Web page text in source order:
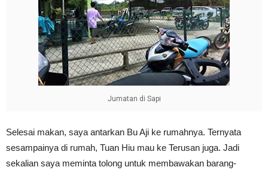
Jumatan di Sapi
Selesai makan, saya antarkan Bu Aji ke rumahnya. Ternyata
sesampainya di rumah, Tuan Hiu mau ke Terusan juga. Jadi
sekalian saya meminta tolong untuk membawakan barang-